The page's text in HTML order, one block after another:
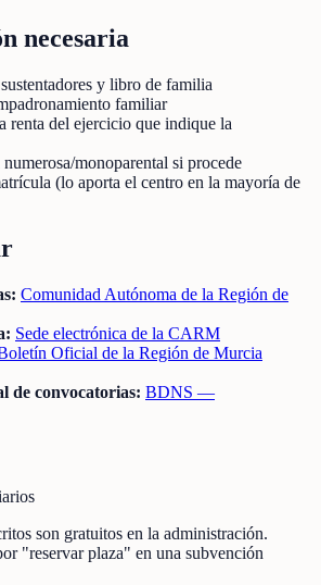
necesaria
y libro de familia
familiar
renta del ejercicio que indique la
monoparental si procede
(lo aporta el centro en la mayoría de
Comunidad Autónoma de la Región de
Sede electrónica de la CARM
Oficial de la Región de Murcia
de convocatorias: BDNS —
son gratuitos en la administración.
"reservar plaza" en una subvención